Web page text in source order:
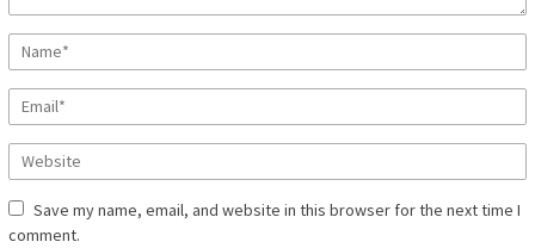
Save my name, email, and website in this browser for the next time I
comment.